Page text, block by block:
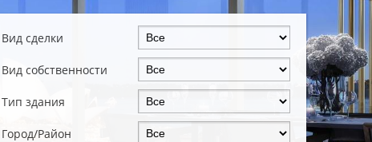
Вид сделки
Вид собственности
Тип здания
Город/Район